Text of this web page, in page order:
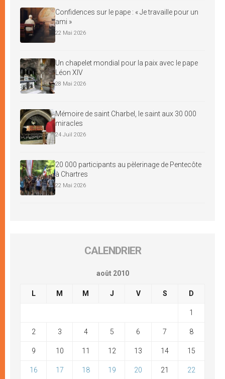
Confidences sur le pape : « Je travaille pour un
ami »
22 Mai 2026
Un chapelet mondial pour la paix avec le pape
Léon XIV
28 Mai 2026
Mémoire de saint Charbel, le saint aux 30 000
miracles
24 Juil 2026
20 000 participants au pèlerinage de Pentecôte
à Chartres
22 Mai 2026
CALENDRIER
août 2010
L M M J V S D
1
2 3 4 5 6 7 8
9 10 11 12 13 14 15
16 17 18 19 20 21 22